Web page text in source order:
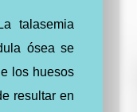
talasemia
ósea se
los huesos
resultar en